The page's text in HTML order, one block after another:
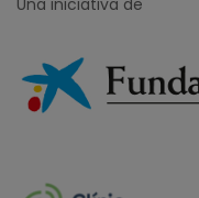
Una iniciativa de